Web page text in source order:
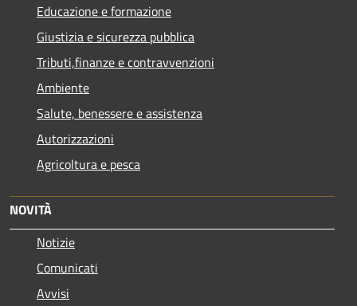
Educazione e formazione
Giustizia e sicurezza pubblica
Tributi,finanze e contravvenzioni
Ambiente
Salute, benessere e assistenza
Autorizzazioni
Agricoltura e pesca
NOVITÀ
Notizie
Comunicati
Avvisi